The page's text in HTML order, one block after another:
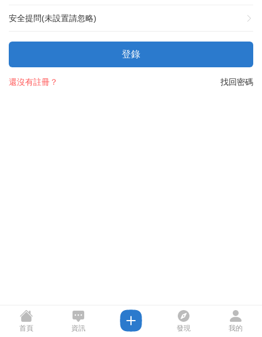
安全提問(未設置請忽略)
登錄
找回密碼
還沒有註冊？
首頁 資訊 發現 我的